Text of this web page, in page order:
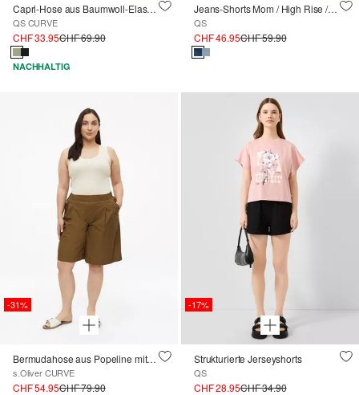
Capri-Hose aus Baumwoll-Elasthan-Mischung
QS CURVE
CHF 33.95CHF 69.90
NACHHALTIG
Jeans-Shorts Mom / High Rise / Regular Fit / Superstretch
QS
CHF 46.95CHF 59.90
-31%
Bermudahose aus Popeline mit Falten
s.Oliver CURVE
CHF 54.95CHF 79.90
-17%
Strukturierte Jerseyshorts
QS
CHF 28.95CHF 34.90